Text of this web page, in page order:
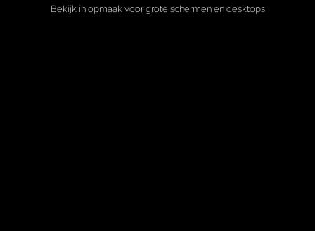
Bekijk in opmaak voor grote schermen en desktops